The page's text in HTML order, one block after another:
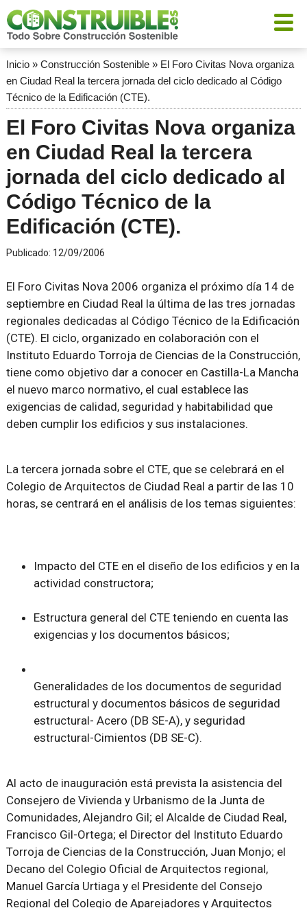
Inicio» Construcción Sostenible» El Foro Civitas Nova organiza
en Ciudad Real la tercera jornada del ciclo dedicado al Código
Técnico de la Edificación (CTE).
El Foro Civitas Nova organiza
en Ciudad Real la tercera
jornada del ciclo dedicado al
Código Técnico de la
Edificación (CTE).
Publicado: 12/09/2006
El Foro Civitas Nova 2006 organiza el próximo día 14 de
septiembre en Ciudad Real la última de las tres jornadas
regionales dedicadas al Código Técnico de la Edificación
(CTE). El ciclo, organizado en colaboración con el
Instituto Eduardo Torroja de Ciencias de la Construcción,
tiene como objetivo dar a conocer en Castilla-La Mancha
el nuevo marco normativo, el cual establece las
exigencias de calidad, seguridad y habitabilidad que
deben cumplir los edificios y sus instalaciones.
La tercera jornada sobre el CTE, que se celebrará en el
Colegio de Arquitectos de Ciudad Real a partir de las 10
horas, se centrará en el análisis de los temas siguientes:
Impacto del CTE en el diseño de los edificios y en la
actividad constructora;
Estructura general del CTE teniendo en cuenta las
exigencias y los documentos básicos;
Generalidades de los documentos de seguridad
estructural y documentos básicos de seguridad
estructural- Acero (DB SE-A), y seguridad
estructural-Cimientos (DB SE-C).
Al acto de inauguración está prevista la asistencia del
Consejero de Vivienda y Urbanismo de la Junta de
Comunidades, Alejandro Gil; el Alcalde de Ciudad Real,
Francisco Gil-Ortega; el Director del Instituto Eduardo
Torroja de Ciencias de la Construcción, Juan Monjo; el
Decano del Colegio Oficial de Arquitectos regional,
Manuel García Urtiaga y el Presidente del Consejo
Regional del Colegio de Aparejadores y Arquitectos